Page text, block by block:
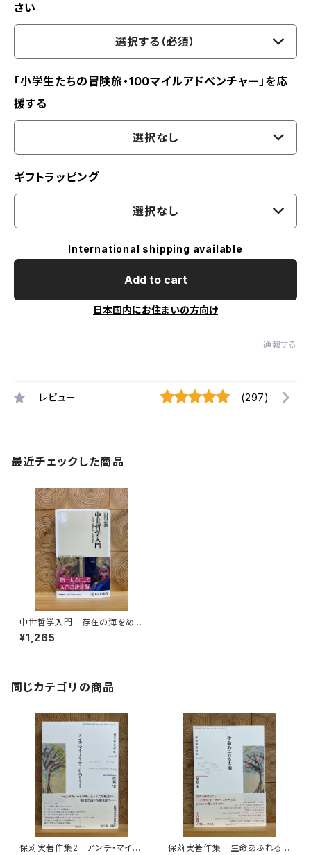
さい
選択する（必須）
「小学生たちの冒険旅・100マイルアドベンチャー」を応
援する
選択なし
ギフトラッピング
選択なし
International shipping available
Add to cart
日本国内にお住まいの方向け
通報する
レビュー (297)
最近チェックした商品
中世哲学入門 存在の海をめぐ
る思想史
¥1,265
同じカテゴリの商品
保苅実著作集2 アンチ・マイノ
保苅実著作集 生命あふれる大